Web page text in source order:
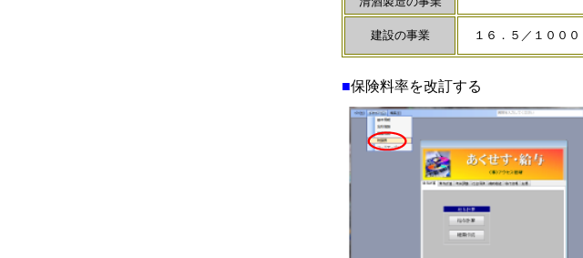
建設の事業 １６．５／１０００
■保険料率を改訂する